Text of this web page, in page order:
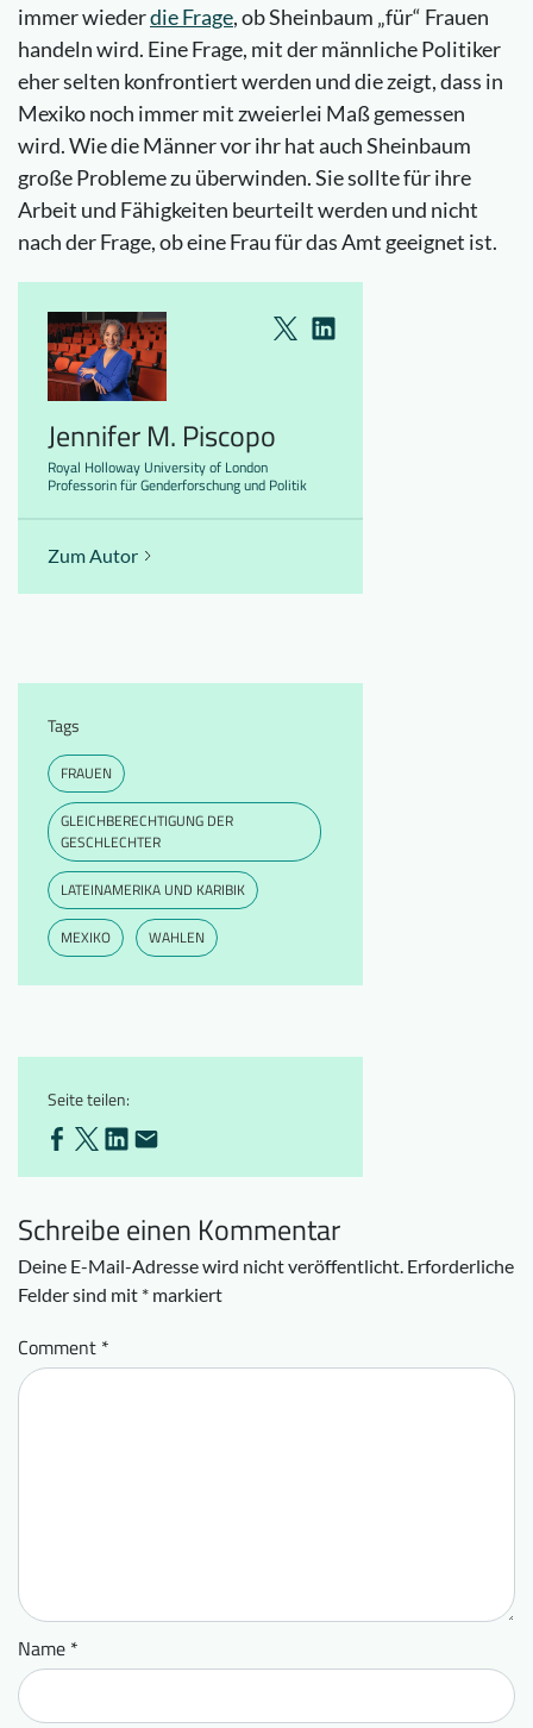
immer wiederdie Frage, ob Sheinbaum „für“ Frauen
handeln wird. Eine Frage, mit der männliche Politiker
eher selten konfrontiert werden und die zeigt, dass in
Mexiko noch immer mit zweierlei Maß gemessen
wird. Wie die Männer vor ihr hat auch Sheinbaum
große Probleme zu überwinden. Sie sollte für ihre
Arbeit und Fähigkeiten beurteilt werden und nicht
nach der Frage, ob eine Frau für das Amt geeignet ist.
Jennifer M. Piscopo
Royal Holloway University of London
Professorin für Genderforschung und Politik
Zum Autor
Tags
FRAUEN
GLEICHBERECHTIGUNG DER
GESCHLECHTER
LATEINAMERIKA UND KARIBIK
MEXIKO WAHLEN
Seite teilen:
Schreibe einen Kommentar
Deine E-Mail-Adresse wird nicht veröffentlicht. Erforderliche
Felder sind mit * markiert
Comment *
Name *